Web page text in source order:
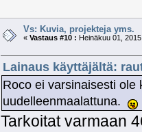
Vs: Kuvia, projekteja yms.
« Vastaus #10 : Heinäkuu 01,
Lainaus käyttäjältä:
Roco ei varsinaisesti ole
uudelleenmaalattuna.
Tarkoitat varmaan